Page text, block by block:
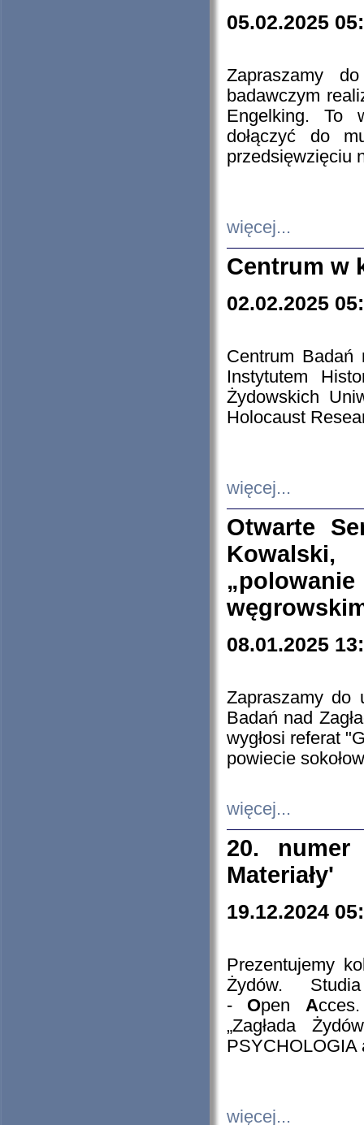
05.02.2025
Zapraszamy
badawczym
Engelking. To
dołączyć do
przedsięwzięciu
więcej...
Centrum w
02.02.2025
Centrum Badań
Instytutem
Żydowskich
Holocaust
więcej...
Otwarte
08.01.2025
Zapraszamy do
Badań nad
wygłosi referat
powiecie
więcej...
20. numer
Materiały'
19.12.2024
Prezentujemy
Żydów.
- Open A
„Zagłada
PSYCHOLOGIA
więcej...